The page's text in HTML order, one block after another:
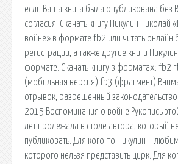
если Ваша книга была опубликована без
согласия. Скачать книгу Никулин Николай
войне» в формате fb2 или читать онлайн
регистрации, а также другие книги
формате. Скачать книгу в форматах :
(мобильная версия) fb3 (фрагмент)
отрывок, разрешенный
2015 Воспоминания о войне Рукопись
лет пролежала в столе автора, который
публиковать. Для кого-то Никулин –
которого нельзя представить цирк. Для